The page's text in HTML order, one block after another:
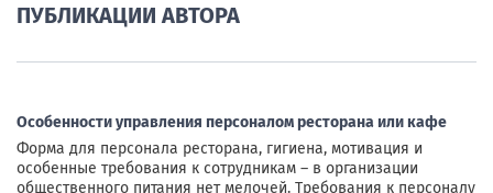
ПУБЛИКАЦИИ АВТОРА
Особенности управления персоналом ресторана или кафе
Форма для персонала ресторана, гигиена, мотивация и
особенные требования к сотрудникам – в организации
общественного питания нет мелочей. Требования к персоналу